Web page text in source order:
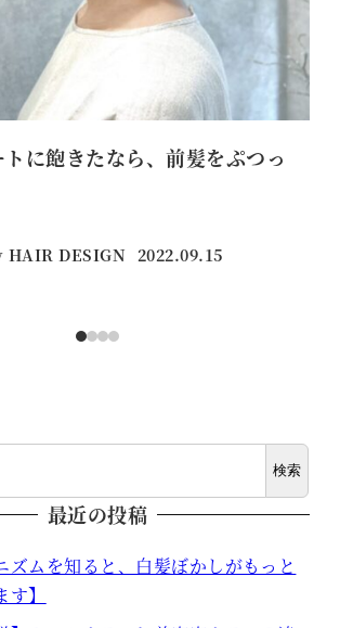
に飽きたなら、前髪をぷつっ
HAIR DESIGN 投稿日
2022.09.15
検索
最近の投稿
ズムを知ると、白髪ぼかしがもっと
】